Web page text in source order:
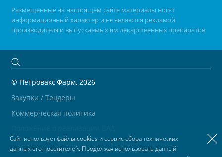
Размещенные на настоящем сайте материалы носят
информационный характер и не являются рекламой
производителя и выпускаемых им лекарственных препаратов
© Петровакс Фарм, 2026
Закупки / Тендеры
Коммерческая политика
Согласие на обработку персональных данных
Сайт использует файлы cookies и сервис сбора технических
данных его посетителей. Продолжая использовать данный